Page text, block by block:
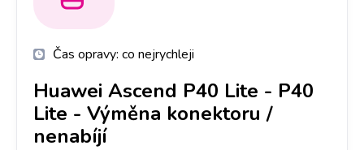
Čas opravy: co nejrychleji
Huawei Ascend P40 Lite - P40
Lite - Výměna konektoru /
nenabíjí